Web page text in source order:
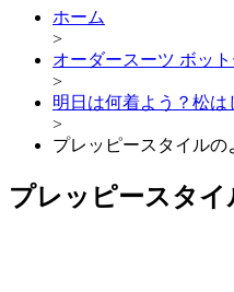
ホーム
>
オーダースーツ ボッ
>
明日は何着よう？松
>
プレッピースタイルの
プレッピースタ